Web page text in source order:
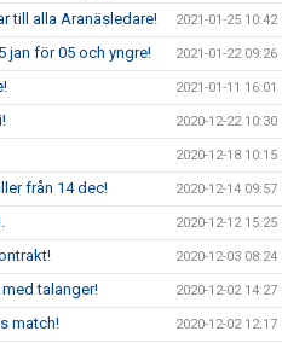
till alla Aranäsledare! 2021-01-25 10:42
jan för 05 och yngre! 2021-01-22 09:26
2021-01-11 16:01
2020-12-22 10:30
2020-12-18 10:15
från 14 dec! 2020-12-14 09:57
2020-12-12 15:25
2020-12-03 08:24
talanger! 2020-12-02 14:27
match! 2020-12-02 12:17